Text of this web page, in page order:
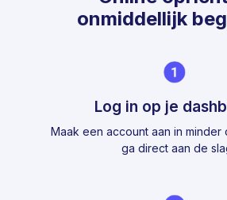
onmiddellijk
Log in op je
Maak een account aan in minder
ga direct aan de